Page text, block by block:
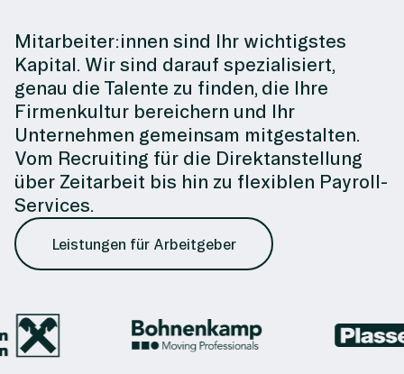
Mitarbeiter:innen sind Ihr wichtigstes
Kapital. Wir sind darauf spezialisiert,
genau die Talente zu finden, die Ihre
Firmenkultur bereichern und Ihr
Unternehmen gemeinsam mitgestalten.
Vom Recruiting für die Direktanstellung
über Zeitarbeit bis hin zu flexiblen Payroll-
Services.
Leistungen für Arbeitgeber